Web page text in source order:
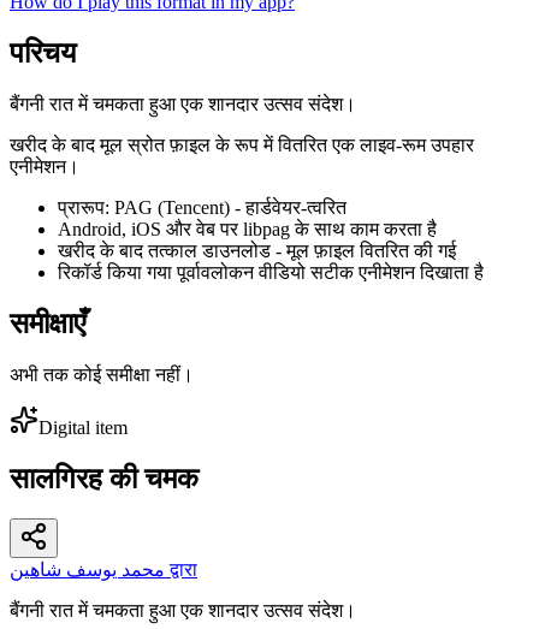
परिचय
बैंगनी रात में चमकता हुआ एक शानदार उत्सव संदेश।
खरीद के बाद मूल स्रोत फ़ाइल के रूप में वितरित एक लाइव-रूम उपहार
एनीमेशन।
प्रारूप: PAG (Tencent) - हार्डवेयर-त्वरित
Android, iOS और वेब पर libpag के साथ काम करता है
खरीद के बाद तत्काल डाउनलोड - मूल फ़ाइल वितरित की गई
रिकॉर्ड किया गया पूर्वावलोकन वीडियो सटीक एनीमेशन दिखाता है
समीक्षाएँ
अभी तक कोई समीक्षा नहीं।
Digital item
सालगिरह की चमक
محمد يوسف شاهين द्वारा
बैंगनी रात में चमकता हुआ एक शानदार उत्सव संदेश।